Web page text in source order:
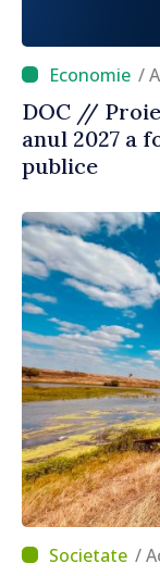
/
DOC //
anul 2027 a
publice
/